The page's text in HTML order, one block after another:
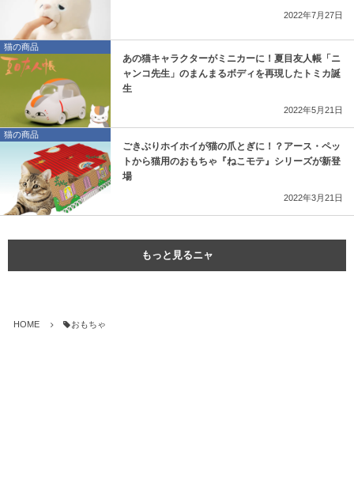
2022年7月27日
猫の商品
あの猫キャラクターがミニカーに！夏目友人帳「ニ
ャンコ先生」のまんまるボディを再現したトミカ誕
生
2022年5月21日
猫の商品
ごきぶりホイホイが猫の爪とぎに！？アース・ペッ
トから猫用のおもちゃ『ねこモテ』シリーズが新登
場
2022年3月21日
もっと見るニャ
HOME おもちゃ